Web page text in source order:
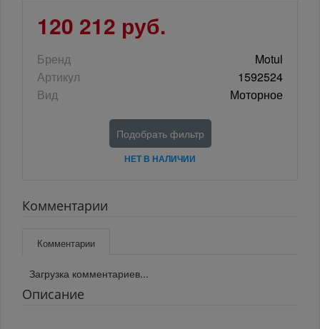
120 212 руб.
Бренд
Motul
Артикул
1592524
Вид
Моторное
Подобрать фильтр
НЕТ В НАЛИЧИИ
Комментарии
Комментарии
Загрузка комментариев...
Описание